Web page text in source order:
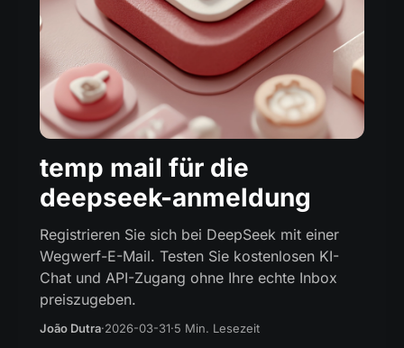
temp mail für die
deepseek-anmeldung
Registrieren Sie sich bei DeepSeek mit einer
Wegwerf-E-Mail. Testen Sie kostenlosen KI-
Chat und API-Zugang ohne Ihre echte Inbox
preiszugeben.
João Dutra·2026-03-31·5 Min. Lesezeit